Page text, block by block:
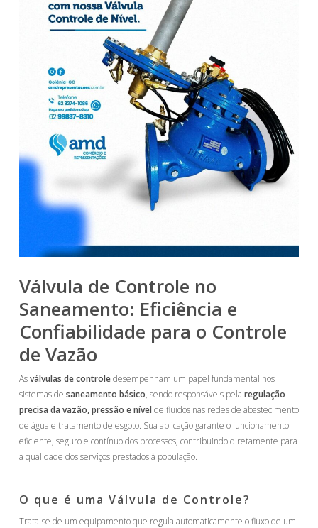
Válvula de Controle no
Saneamento: Eficiência e
Confiabilidade para o Controle
de Vazão
Asválvulas de controledesempenham um papel fundamental nos
sistemas de saneamento básico, sendo responsáveis pela regulação
precisa da vazão, pressão e nível de fluidos nas redes de abastecimento
de água e tratamento de esgoto. Sua aplicação garante o funcionamento
eficiente, seguro e contínuo dos processos, contribuindo diretamente para
a qualidade dos serviços prestados à população.
O que é uma Válvula de Controle?
Trata-se de um equipamento que regula automaticamente o fluxo de um